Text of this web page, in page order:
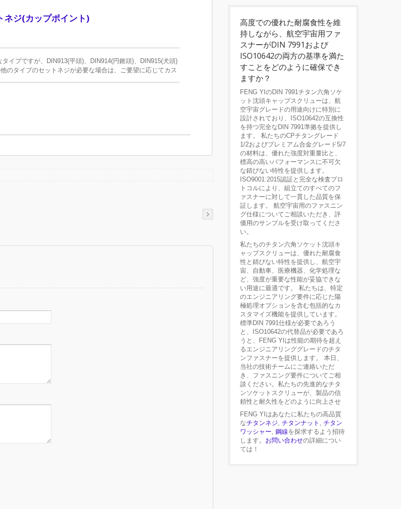
ネジ(カップポイント)
イプですが、DIN913(平頭)、DIN914(円錐頭)、DIN915(犬頭)
のタイプのセットネジが必要な場合は、ご要望に応じてカス
高度での優れた耐腐食性を維
持しながら、航空宇宙用ファ
スナーがDIN 7991および
ISO10642の両方の基準を満た
すことをどのように確保でき
ますか？
FENG YIのDIN 7991チタン六角ソケ
ット沈頭キャップスクリューは、航
空宇宙グレードの用途向けに特別に
設計されており、ISO10642の互換性
を持つ完全なDIN 7991準拠を提供し
ます。 私たちのCPチタングレード
1/2およびプレミアム合金グレード5/7
の材料は、優れた強度対重量比と、
標高の高いパフォーマンスに不可欠
な錆びない特性を提供します。
ISO9001:2015認証と完全な検査プロ
トコルにより、組立てのすべてのフ
ァスナーに対して一貫した品質を保
証します。 航空宇宙用のファスニン
グ仕様についてご相談いただき、評
価用のサンプルを受け取ってくださ
い。
私たちのチタン六角ソケット沈頭キ
ャップスクリューは、優れた耐腐食
性と錆びない特性を提供し、航空宇
宙、自動車、医療機器、化学処理な
ど、強度が重要な性能が妥協できな
い用途に最適です。 私たちは、特定
のエンジニアリング要件に応じた陽
極処理オプションを含む包括的なカ
スタマイズ機能を提供しています。
標準DIN 7991仕様が必要であろう
と、ISO10642の代替品が必要であろ
うと、FENG YIは性能の期待を超え
るエンジニアリンググレードのチタ
ンファスナーを提供します。 本日、
当社の技術チームにご連絡いただ
き、ファスニング要件についてご相
談ください。私たちの先進的なチタ
ンソケットスクリューが、製品の信
頼性と耐久性をどのように向上させ
FENG YIはあなたに私たちの高品質
なチタンネジ, チタンナット , チタン
ワッシャー, 鋼線を探求するよう招待
します。 お問い合わせの詳細につい
ては！